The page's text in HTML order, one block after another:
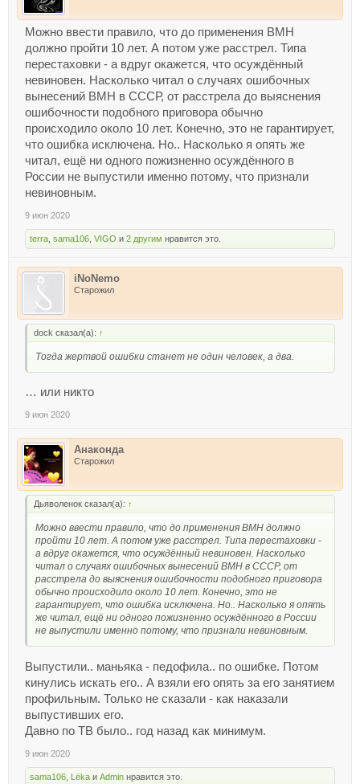
Можно ввести правило, что до применения ВМН
должно пройти 10 лет. А потом уже расстрел. Типа
перестаховки - а вдруг окажется, что осуждённый
невиновен. Насколько читал о случаях ошибочных
вынесений ВМН в СССР, от расстрела до выяснения
ошибочности подобного приговора обычно
происходило около 10 лет. Конечно, это не гарантирует,
что ошибка исключена. Но.. Насколько я опять же
читал, ещё ни одного пожизненно осуждённого в
России не выпустили именно потому, что признали
невиновным.
9 июн 2020
terra sama106 VIGO и 2 другим нравится это.
iNoNemo
Старожил
dock сказал(а): ↑
Тогда жертвой ошибки станет не один человек, а два.
… или никто
9 июн 2020
Анаконда
Старожил
Дьяволенок сказал(а): ↑
Можно ввести правило, что до применения ВМН должно
пройти 10 лет. А потом уже расстрел. Типа перестаховки -
а вдруг окажется, что осуждённый невиновен. Насколько
читал о случаях ошибочных вынесений ВМН в СССР, от
расстрела до выяснения ошибочности подобного приговора
обычно происходило около 10 лет. Конечно, это не
гарантирует, что ошибка исключена. Но.. Насколько я опять
же читал, ещё ни одного пожизненно осуждённого в России
не выпустили именно потому, что признали невиновным.
Выпустили.. маньяка - педофила.. по ошибке. Потом
кинулись искать его.. А взяли его опять за его занятием
профильным. Только не сказали - как наказали
выпустивших его.
Давно по ТВ было.. год назад как минимум.
9 июн 2020
sama106 Lёka и Admin нравится это.